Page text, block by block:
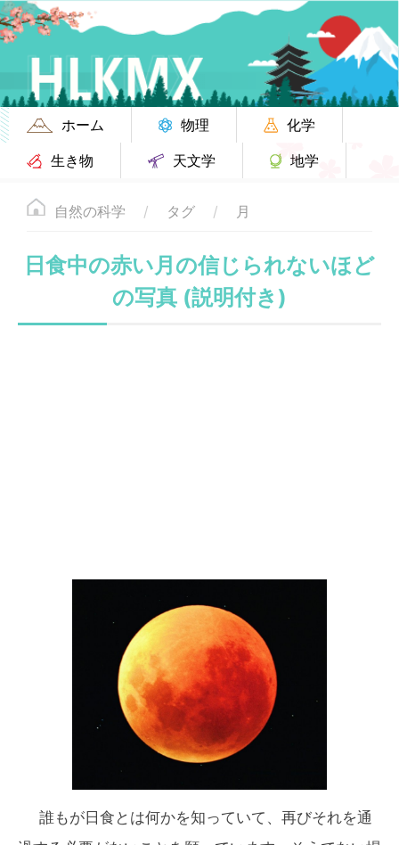
ホーム 物理
化学
生き物
天文学 地学
自然の科学 タグ 月
日食中の赤い月の信じられないほど
の写真 (説明付き)
誰もが日食とは何かを知っていて、再びそれを通